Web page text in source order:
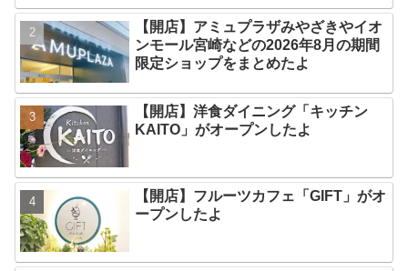
【開店】アミュプラザみやざきやイオ
ンモール宮崎などの2026年8月の期間
限定ショップをまとめたよ
【開店】洋食ダイニング「キッチン
KAITO」がオープンしたよ
【開店】フルーツカフェ「GIFT」がオ
ープンしたよ